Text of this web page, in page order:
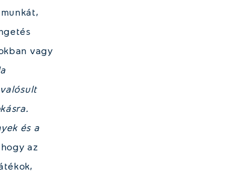
vagy
és a
az